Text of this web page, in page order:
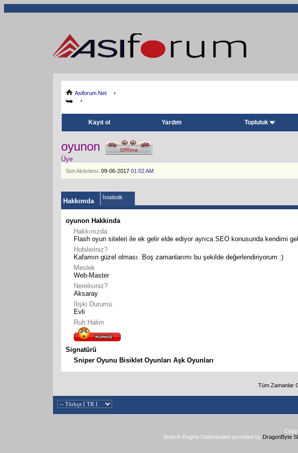
Asiforum.Net
Kayıt ol Yardım Topluluk
oyunon
Üye
Son Aktivitesi: 09-06-2017 01:02 AM
Hakkımda İstatistik
oyunon Hakkinda
Hakkınızda
Flash oyun siteleri ile ek gelir elde ediyor ayrıca SEO konusunda kendimi
Hobileriniz?
Kafamın güzel olması. Boş zamanlarımı bu şekilde değerlendiriyorum :)
Meslek
Web-Master
Nerelisiniz?
Aksaray
İlişki Durumu
Evli
Ruh Halim
Signatürü
Sniper Oyunu Bisiklet Oyunları Aşk Oyunları
Tüm Zamanlar
Search Engine Optimisation provided by DragonByte